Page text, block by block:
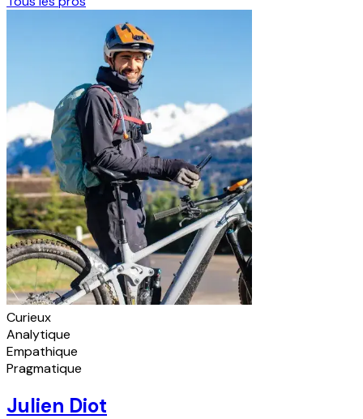
Curieux
Analytique
Empathique
Pragmatique
Julien Diot